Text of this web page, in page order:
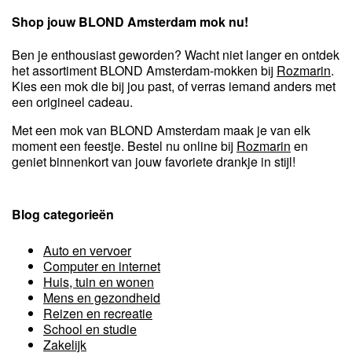
Shop jouw BLOND Amsterdam mok nu!
Ben je enthousiast geworden? Wacht niet langer en ontdek
het assortiment BLOND Amsterdam-mokken bij Rozmarin.
Kies een mok die bij jou past, of verras iemand anders met
een origineel cadeau.
Met een mok van BLOND Amsterdam maak je van elk
moment een feestje. Bestel nu online bij Rozmarin en
geniet binnenkort van jouw favoriete drankje in stijl!
Blog categorieën
Auto en vervoer
Computer en internet
Huis, tuin en wonen
Mens en gezondheid
Reizen en recreatie
School en studie
Zakelijk